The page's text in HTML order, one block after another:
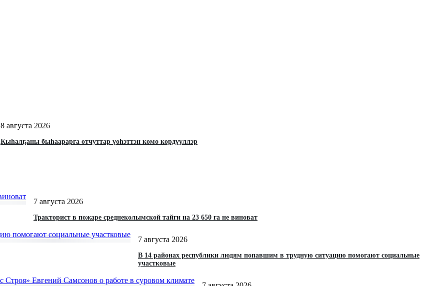
8 августа 2026
Кыһалҕаны быһаарарга отчуттар үөһэттэн көмө көрдүүллэр
7 августа 2026
Тракторист в пожаре среднеколымской тайги на 23 650 га не виноват
7 августа 2026
В 14 районах республики людям попавшим в трудную ситуацию помогают социальные
участковые